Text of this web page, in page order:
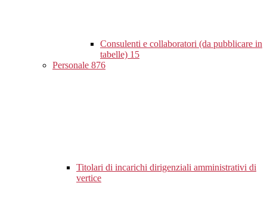
Consulenti e collaboratori (da pubblicare in
tabelle) 15
Personale 876
Titolari di incarichi dirigenziali amministrativi di
vertice